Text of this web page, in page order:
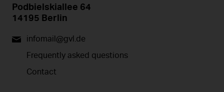
Podbielskiallee 64
14195 Berlin
infomail@gvl.de
Frequently asked questions
Contact